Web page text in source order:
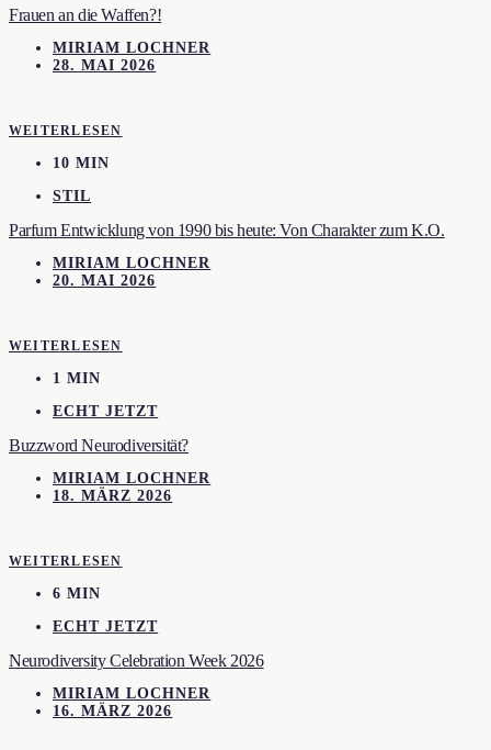
Frauen an die Waffen?!
MIRIAM LOCHNER
28. MAI 2026
WEITERLESEN
10 MIN
STIL
Parfum Entwicklung von 1990 bis heute: Von Charakter zum K.O.
MIRIAM LOCHNER
20. MAI 2026
WEITERLESEN
1 MIN
ECHT JETZT
Buzzword Neurodiversität?
MIRIAM LOCHNER
18. MÄRZ 2026
WEITERLESEN
6 MIN
ECHT JETZT
Neurodiversity Celebration Week 2026
MIRIAM LOCHNER
16. MÄRZ 2026